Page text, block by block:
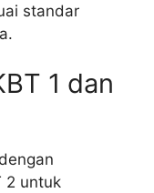
standar
1 dan
2 untuk